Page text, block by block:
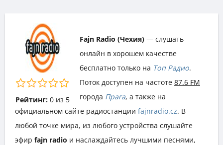
Рейтинг: 0из 5
Fajn Radio (Чехия) — слушать
онлайн в хорошем качестве
бесплатно только на Топ Радио.
Поток доступен на частоте 87.6 FM
города Прага, а также на
официальном сайте радиостанции fajnradio.cz. В
любой точке мира, из любого устройства слушайте
эфир fajn radio и наслаждайтесь лучшими песнями,